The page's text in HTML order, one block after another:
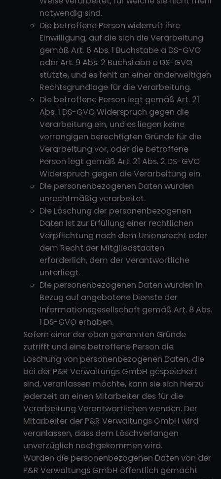
notwendig sind.
Die betroffene Person widerruft ihre
Einwilligung, auf die sich die Verarbeitung
gemäß Art. 6 Abs. 1 Buchstabe a DS-GVO
oder Art. 9 Abs. 2 Buchstabe a DS-GVO
stützte, und es fehlt an einer anderweitigen
Rechtsgrundlage für die Verarbeitung.
Die betroffene Person legt gemäß Art. 21
Abs. 1 DS-GVO Widerspruch gegen die
Verarbeitung ein, und es liegen keine
vorrangigen berechtigten Gründe für die
Verarbeitung vor, oder die betroffene
Person legt gemäß Art. 21 Abs. 2 DS-GVO
Widerspruch gegen die Verarbeitung ein.
Die personenbezogenen Daten wurden
unrechtmäßig verarbeitet.
Die Löschung der personenbezogenen
Daten ist zur Erfüllung einer rechtlichen
Verpflichtung nach dem Unionsrecht oder
dem Recht der Mitgliedstaaten
erforderlich, dem der Verantwortliche
unterliegt.
Die personenbezogenen Daten wurden in
Bezug auf angebotene Dienste der
Informationsgesellschaft gemäß Art. 8 Abs.
1 DS-GVO erhoben.
Sofern einer der oben genannten Gründe
zutrifft und eine betroffene Person die
Löschung von personenbezogenen Daten, die
bei der P&R Verwaltungs GmbH gespeichert
sind, veranlassen möchte, kann sie sich hierzu
jederzeit an einen Mitarbeiter des für die
Verarbeitung Verantwortlichen wenden. Der
Mitarbeiter der P&R Verwaltungs GmbH wird
veranlassen, dass dem Löschverlangen
unverzüglich nachgekommen wird.
Wurden die personenbezogenen Daten von der
P&R Verwaltungs GmbH öffentlich gemacht